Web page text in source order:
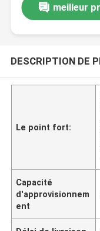
meilleur
DESCRIPTION DE
Le point fort:
Capacité
d'approvisionnem
ent